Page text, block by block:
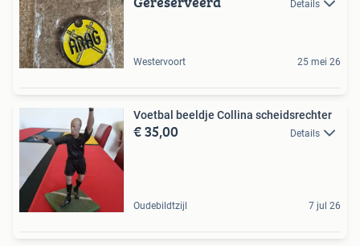
Details
Westervoort 25 mei 26
Voetbal beeldje Collina scheidsrechter
€ 35,00 Details
Oudebildtzijl 7 jul 26